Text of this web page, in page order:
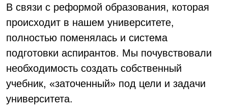
В связи с реформой образования, которая
происходит в нашем университете,
полностью поменялась и система
подготовки аспирантов. Мы почувствовали
необходимость создать собственный
учебник, «заточенный» под цели и задачи
университета.